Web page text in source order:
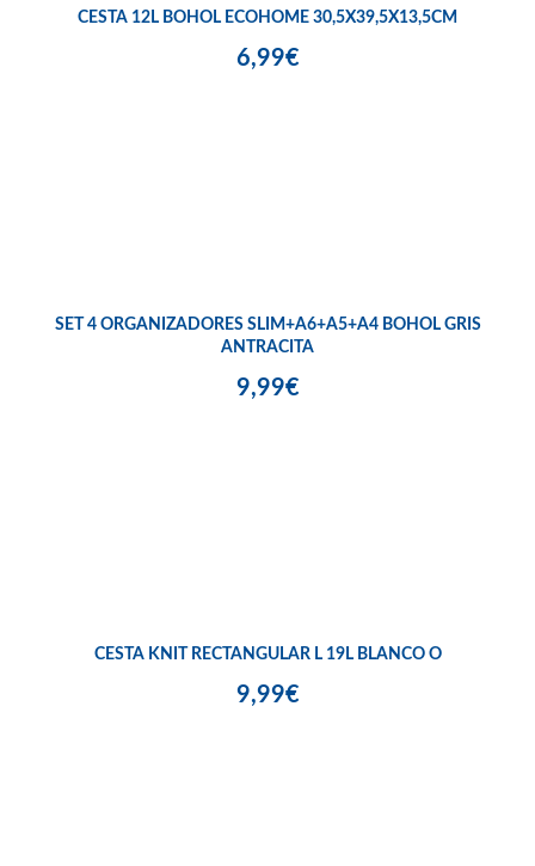
CESTA 12L BOHOL ECOHOME 30,5X39,5X13,5CM
6,99€
SET 4 ORGANIZADORES SLIM+A6+A5+A4 BOHOL GRIS
ANTRACITA
9,99€
CESTA KNIT RECTANGULAR L 19L BLANCO O
9,99€